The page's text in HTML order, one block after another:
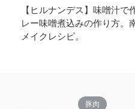
【ヒルナンデス】味噌汁で
レー味噌煮込みの作り方。
メイクレシピ。
豚肉